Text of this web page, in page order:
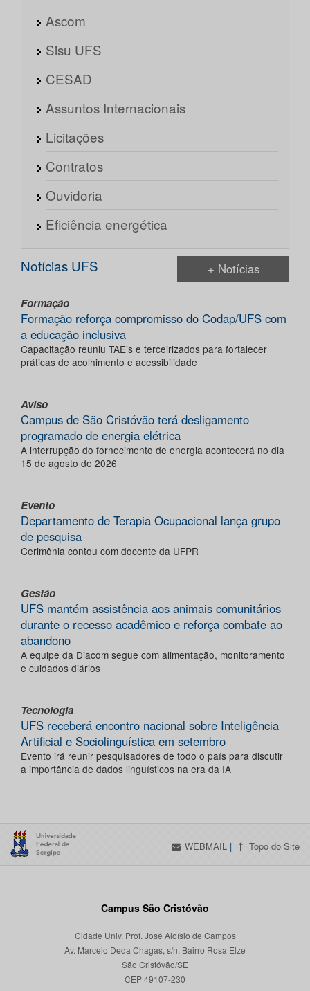
Ascom
Sisu UFS
CESAD
Assuntos Internacionais
Licitações
Contratos
Ouvidoria
Eficiência energética
Notícias UFS + Notícias
Formação
Formação reforça compromisso do Codap/UFS com
a educação inclusiva
Capacitação reuniu TAE’s e terceirizados para fortalecer
práticas de acolhimento e acessibilidade
Aviso
Campus de São Cristóvão terá desligamento
programado de energia elétrica
A interrupção do fornecimento de energia acontecerá no dia
15 de agosto de 2026
Evento
Departamento de Terapia Ocupacional lança grupo
de pesquisa
Cerimônia contou com docente da UFPR
Gestão
UFS mantém assistência aos animais comunitários
durante o recesso acadêmico e reforça combate ao
abandono
A equipe da Diacom segue com alimentação, monitoramento
e cuidados diários
Tecnologia
UFS receberá encontro nacional sobre Inteligência
Artificial e Sociolinguística em setembro
Evento irá reunir pesquisadores de todo o país para discutir
a importância de dados linguísticos na era da IA
WEBMAIL | Topo do Site
Campus São Cristóvão
Cidade Univ. Prof. José Aloísio de Campos
Av. Marcelo Deda Chagas, s/n, Bairro Rosa Elze
São Cristóvão/SE
CEP 49107-230